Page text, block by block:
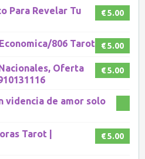
€ 5.00
Para Revelar Tu
€ 5.00
806 Tarot
€ 5.00
Oferta
videncia de amor solo
€ 5.00
Tarot |